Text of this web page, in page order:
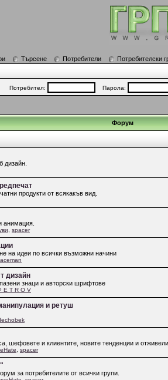
Търсене Потребители Потребителски
Потребител: Парола:
Форум
дизайн.
продукти от всякакъв вид.
анимация.
spacer
на идеи по всички възможни начини
дизайн
знаци и авторски шрифтове
E T R O V
и ретуш
шефовете и клиентите, новите тенденции и
spacer
за потребителите от всички групи.